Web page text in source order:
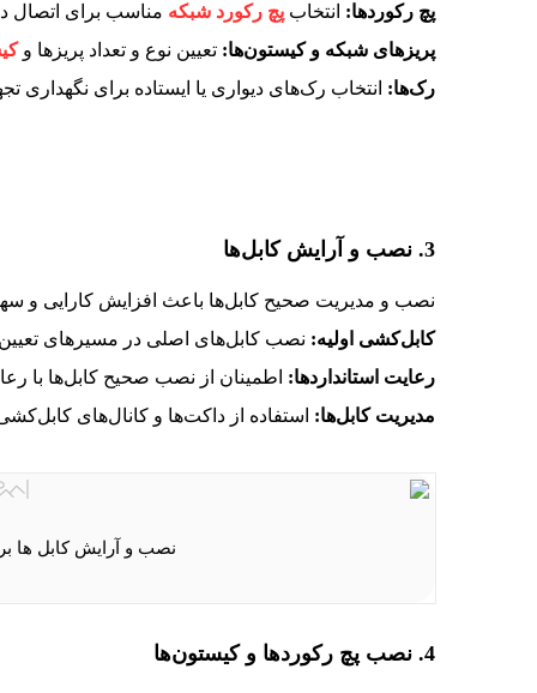
پچ رکوردها: انتخاب پچ رکورد شبکه مناسب برای اتصال
پریزهای شبکه و کیستون‌ها: تعیین نوع و تعداد پریزها و
رک‌ها: انتخاب رک‌های دیواری یا ایستاده برای نگهداری
3. نصب و آرایش کابل‌ها
نصب و مدیریت صحیح کابل‌ها باعث افزایش کارایی و
کابل‌کشی اولیه: نصب کابل‌های اصلی در مسیرهای
رعایت استانداردها: اطمینان از نصب صحیح کابل‌ها با
مدیریت کابل‌ها: استفاده از داکت‌ها و کانال‌های
نصب و آرایش کابل ها
4. نصب پچ رکوردها و کیستون‌ها